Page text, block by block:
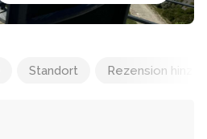
Standort Rezension